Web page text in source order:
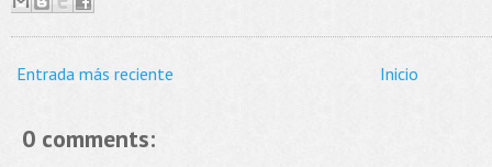
Entrada más reciente Inicio
0 comments: